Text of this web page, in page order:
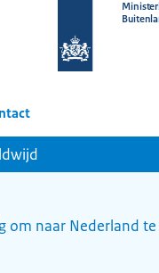
homepage
om naar Nederland te